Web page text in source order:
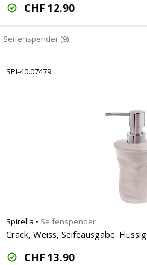
CHF 12.90
Seifenspender (9)
SPI-40.07479
Spirella • Seifenspender
Crack, Weiss, Seifeausgabe: Flüssig
CHF 13.90